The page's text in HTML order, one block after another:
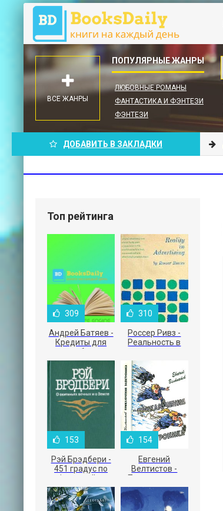
ЛЮБОВНЫЕ РОМАНЫ
ФАНТАСТИКА И ФЭНТЕЗИ
ФЭНТЕЗИ
ВСЕ ЖАНРЫ
ДОБАВИТЬ В ЗАКЛАДКИ
Топ рейтинга
309
Андрей Батяев -
Кредиты для
малого бизнеса
310
Россер Ривз -
Реальность в
153
Рэй Брэдбери -
451 градус по
Фаренгейту
154
Евгений
Велтистов -
Приключения
Электроника